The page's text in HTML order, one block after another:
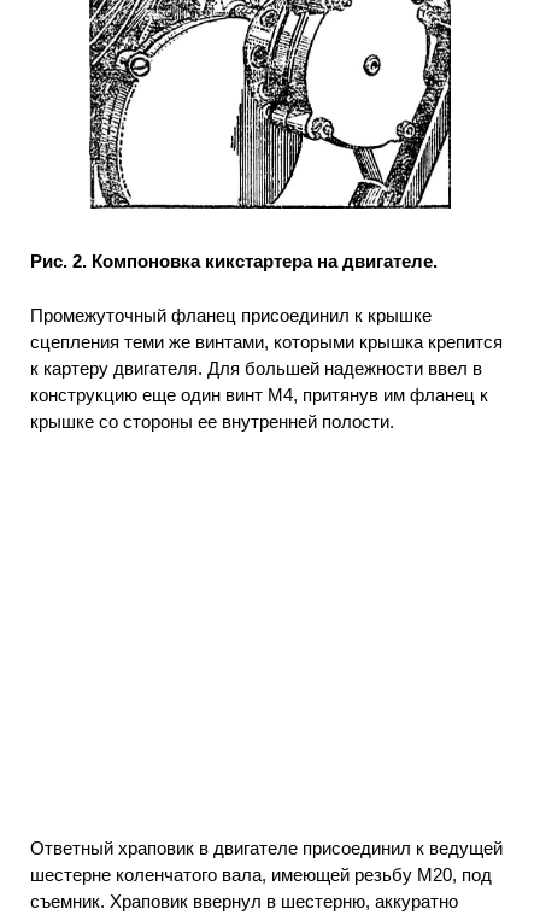
Рис. 2. Компоновка кикстартера на двигателе.
Промежуточный фланец присоединил к крышке
сцепления теми же винтами, которыми крышка крепится
к картеру двигателя. Для большей надежности ввел в
конструкцию еще один винт М4, притянув им фланец к
крышке со стороны ее внутренней полости.
Ответный храповик в двигателе присоединил к ведущей
шестерне коленчатого вала, имеющей резьбу М20, под
съемник. Храповик ввернул в шестерню, аккуратно